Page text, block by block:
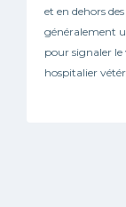
et en dehors
généralement
pour signaler le
hospitalier